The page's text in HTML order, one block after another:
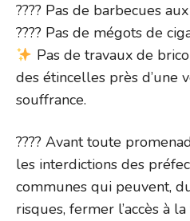
???? Pas de barbecues
???? Pas de mégots de
Pas de travaux de
des étincelles près d’une
souffrance.
???? Avant toute
les interdictions des
communes qui peuvent,
risques, fermer l’accès à